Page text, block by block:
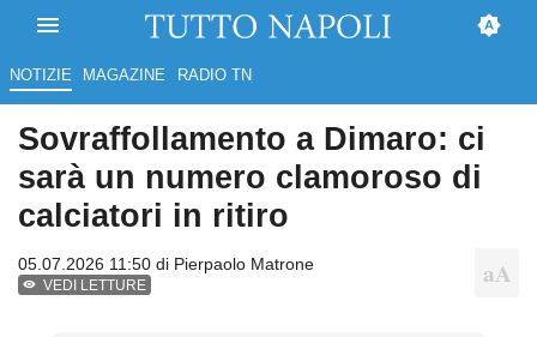
NOTIZIE MAGAZINE RADIO TN
Sovraffollamento a Dimaro: ci
sarà un numero clamoroso di
calciatori in ritiro
05.07.2026 11:50 di Pierpaolo Matrone
VEDI LETTURE